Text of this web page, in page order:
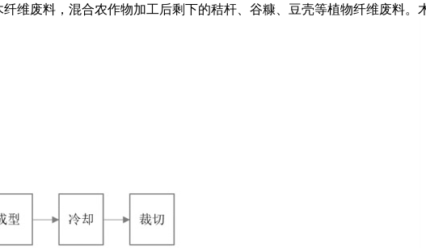
废料，混合农作物加工后剩下的秸杆、谷糠、豆壳等植物纤维废料。